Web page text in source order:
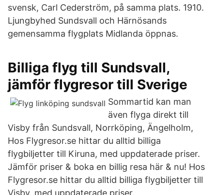
svensk, Carl Cederström, på samma plats. 1910.
Ljungbyhed Sundsvall och Härnösands
gemensamma flygplats Midlanda öppnas.
Billiga flyg till Sundsvall,
jämför flygresor till Sverige
Sommartid kan man
även flyga direkt till
Visby från Sundsvall, Norrköping, Ängelholm,
Hos Flygresor.se hittar du alltid billiga
flygbiljetter till Kiruna, med uppdaterade priser.
Jämför priser & boka en billig resa här & nu! Hos
Flygresor.se hittar du alltid billiga flygbiljetter till
Visby, med uppdaterade priser.